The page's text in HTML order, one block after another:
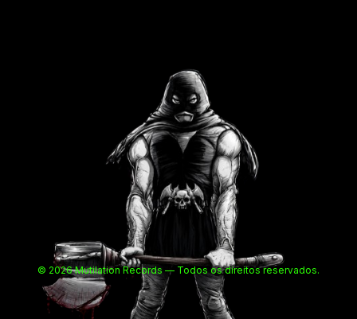
© 2026 Mutilation Records — Todos os direitos reservados.